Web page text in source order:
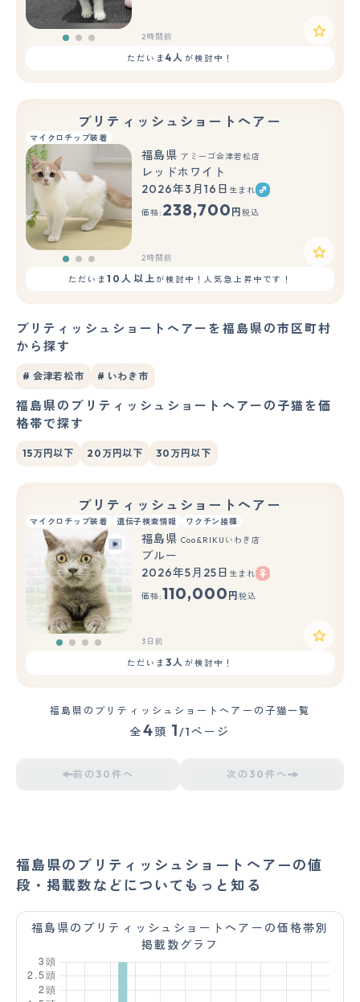
2時間前
ただいま4人 が検討中！
ブリティッシュショートヘアー
マイクロチップ装着
もっと見る
福島県 アミーゴ会津若松店
レッドホワイト
2026年3月16日 生まれ
価格: 238,700 円 税込
2時間前
ただいま10人以上が検討中！人気急上昇中です！
ブリティッシュショートヘアーを福島県の市区町村
から探す
# 会津若松市 # いわき市
福島県のブリティッシュショートヘアーの子猫を価
格帯で探す
15万円以下 20万円以下 30万円以下
ブリティッシュショートヘアー
マイクロチップ装着 遺伝子検査情報 ワクチン接種
福島県 Coo&RIKUいわき店
ブルー
2026年5月25日 生まれ
価格:110,000 円 税込
3日前
ただいま3人 が検討中！
福島県のブリティッシュショートヘアーの子猫一覧
全4頭 1/1ページ
前の30件へ 次の30件へ
福島県のブリティッシュショートヘアーの値
段・掲載数などについてもっと知る
福島県のブリティッシュショートヘアーの価格帯別
掲載数グラフ